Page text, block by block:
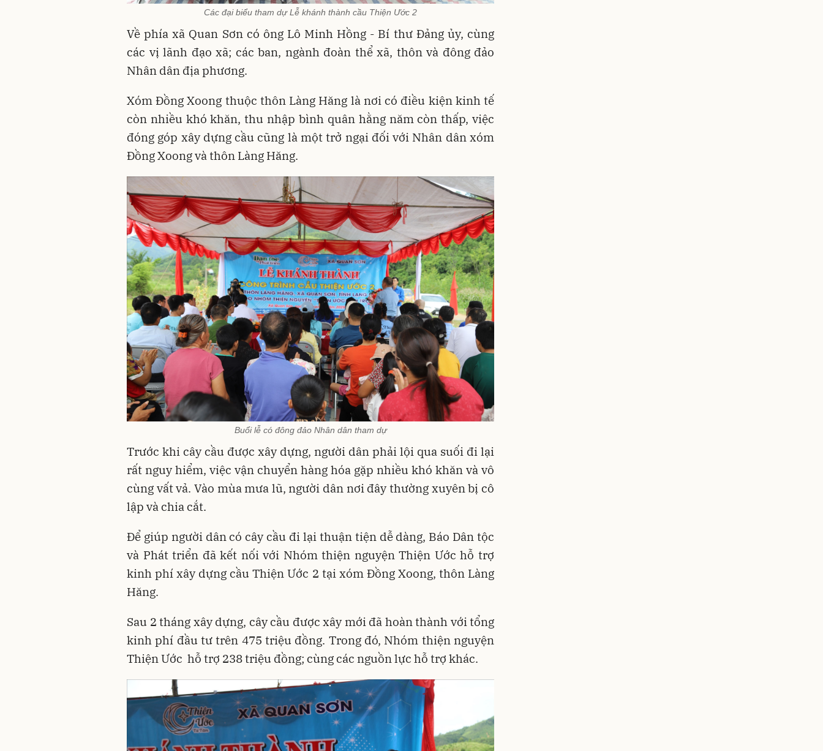
Các đại biểu tham dự Lễ khánh thành cầu Thiện Ước 2
Về phía xã Quan Sơn có ông Lô Minh Hồng - Bí thư Đảng ủy, cùng
các vị lãnh đạo xã; các ban, ngành đoàn thể xã, thôn và đông đảo
Nhân dân địa phương.
Xóm Đồng Xoong thuộc thôn Làng Hăng là nơi có điều kiện kinh tế
còn nhiều khó khăn, thu nhập bình quân hằng năm còn thấp, việc
đóng góp xây dựng cầu cũng là một trở ngại đối với Nhân dân xóm
Đồng Xoong và thôn Làng Hăng.
Buổi lễ có đông đảo Nhân dân tham dự
Trước khi cây cầu được xây dựng, người dân phải lội qua suối đi lại
rất nguy hiểm, việc vận chuyển hàng hóa gặp nhiều khó khăn và vô
cùng vất vả. Vào mùa mưa lũ, người dân nơi đây thường xuyên bị cô
lập và chia cắt.
Để giúp người dân có cây cầu đi lại thuận tiện dễ dàng, Báo Dân tộc
và Phát triển đã kết nối với Nhóm thiện nguyện Thiện Ướchỗ trợ
kinh phí xây dựng cầu Thiện Ước 2 tại xóm Đồng Xoong, thôn Làng
Hăng.
Sau 2 tháng xây dựng, cây cầu được xây mới đã hoàn thành với tổng
kinh phí đầu tư trên 475 triệu đồng. Trong đó, Nhóm thiện nguyện
Thiện Ước hỗ trợ 238 triệu đồng; cùng các nguồn lực hỗ trợ khác.